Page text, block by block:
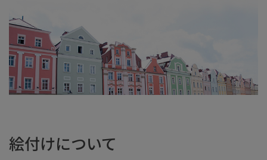
絵付けについて